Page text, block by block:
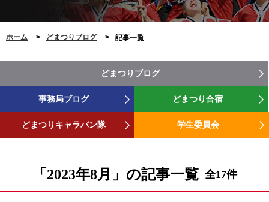
ホーム どまつりブログ 記事一覧
どまつりブログ
事務局ブログ どまつり合宿
どまつりキャラバン隊 学生委員会
「2023年8月」の記事一覧 全17件